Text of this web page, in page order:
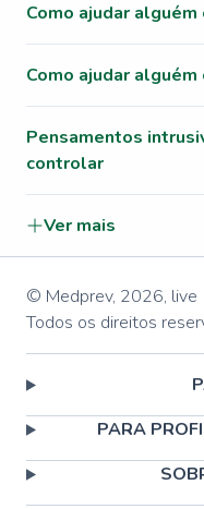
Como ajudar
Como ajudar
Pensamentos
controlar
Ver mais
© Medprev, 2026, live
Todos os direitos
PARA